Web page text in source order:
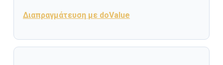
Διαπραγμάτευση με doValue